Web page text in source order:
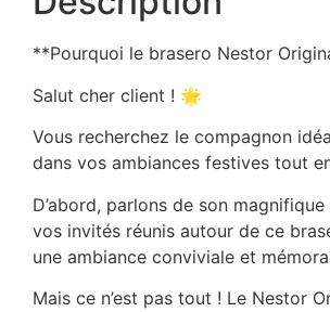
**Pourquoi le brasero Nestor
Salut cher client ! 🌟
Vous recherchez le compagnon
dans vos ambiances festives tout
D’abord, parlons de son
vos invités réunis autour de ce
une ambiance conviviale et
Mais ce n’est pas tout ! Le Nestor